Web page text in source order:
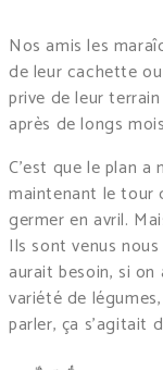
Nos amis les
de leur cachette
prive de leur
après de longs
C’est que le plan a
maintenant le tour
germer en avril.
Ils sont venus
aurait besoin, si
variété de
parler, ça s’agitait